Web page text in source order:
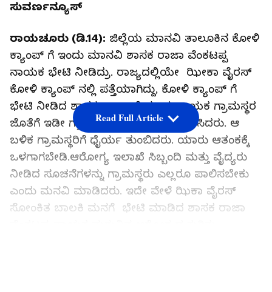
ಸುವರ್ಣನ್ಯೂಸ್
ರಾಯಚೂರು (ಡಿ.14): ಜಿಲ್ಲೆಯ ಮಾನವಿ ತಾಲೂಕಿನ ಕೋಳಿ
ಕ್ಯಾಂಪ್ ಗೆ ಇಂದು ಮಾನವಿ ಶಾಸಕ ರಾಜಾ ವೆಂಕಟಪ್ಪ
ನಾಯಕ ಭೇಟಿ ‌ನೀಡಿದ್ರು. ರಾಜ್ಯದಲ್ಲಿಯೇ ಝೀಕಾ ವೈರಸ್
ಕೋಳಿ ಕ್ಯಾಂಪ್ ನಲ್ಲಿ ಪತ್ತೆಯಾಗಿದ್ದು, ಕೋಳಿ ಕ್ಯಾಂಪ್ ಗೆ
ಭೇಟಿ ನೀಡಿದ ಶಾಸಕ ರಾಜಾ ವೆಂಕಟಪ್ಪ ನಾಯಕ ಗ್ರಾಮಸ್ಥರ
ಜೊತೆಗೆ ಇಡೀ ಗ್ರಾಮದ ತುಂಬಾ ಸುತ್ತಾಟ ನಡೆಸಿದರು. ಆ
ಬಳಿಕ ಗ್ರಾಮಸ್ಥರಿಗೆ ಧೈರ್ಯ ತುಂಬಿದರು. ಯಾರು ಆತಂಕಕ್ಕೆ
ಒಳಗಾಗಬೇಡಿ.ಆರೋಗ್ಯ ಇಲಾಖೆ ಸಿಬ್ಬಂದಿ ಮತ್ತು ವೈದ್ಯರು
ನೀಡಿದ ಸೂಚನೆಗಳನ್ನು ಗ್ರಾಮಸ್ಥರು ಎಲ್ಲರೂ ಪಾಲಿಸಬೇಕು
ಎಂದು ಮನವಿ ಮಾಡಿದರು. ಇದೇ ವೇಳೆ ಝಿಕಾ ವೈರಸ್
ಸೋಂಕಿತ ಬಾಲಕಿ ಮನಗೆ ಭೇಟಿ ಮಾಡಿದ ಶಾಸಕ ರಾಜಾ
Read Full Article